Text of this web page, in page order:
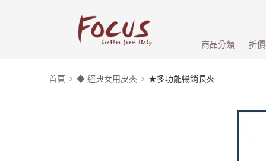
商品分類 折
首頁 ◆ 經典女用皮夾 ★多功能暢銷長夾